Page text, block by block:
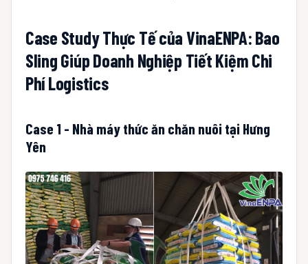
Case Study Thực Tế của VinaENPA: Bao
Sling Giúp Doanh Nghiệp Tiết Kiệm Chi
Phí Logistics
Case 1 - Nhà máy thức ăn chăn nuôi tại Hưng
Yên